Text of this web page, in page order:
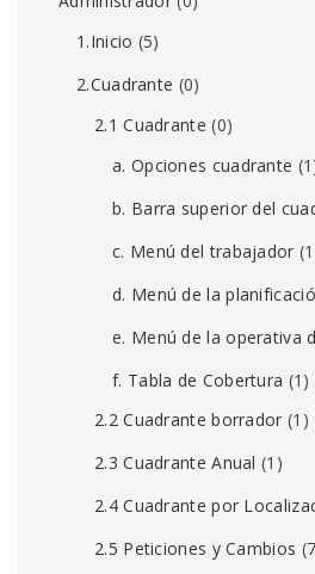
1.Inicio (5)
2.Cuadrante (0)
2.1 Cuadrante (0)
a. Opciones cuadrante
b. Barra superior del
c. Menú del trabajador
d. Menú de la
e. Menú de la operativa
f. Tabla de Cobertura (1)
2.2 Cuadrante borrador (1)
2.3 Cuadrante Anual (1)
2.4 Cuadrante por
2.5 Peticiones y Cambios